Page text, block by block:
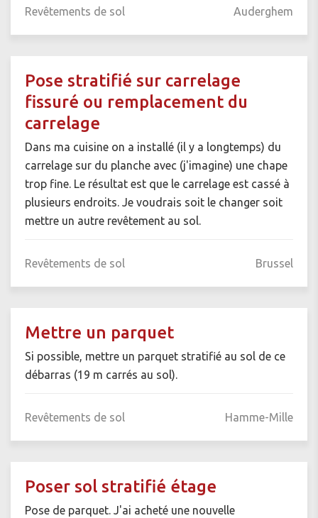
Revêtements de sol Auderghem
Pose stratifié sur carrelage
fissuré ou remplacement du
carrelage
Dans ma cuisine on a installé (il y a longtemps) du
carrelage sur du planche avec (j'imagine) une chape
trop fine. Le résultat est que le carrelage est cassé à
plusieurs endroits. Je voudrais soit le changer soit
mettre un autre revêtement au sol.
Revêtements de sol Brussel
Mettre un parquet
Si possible, mettre un parquet stratifié au sol de ce
débarras (19 m carrés au sol).
Revêtements de sol Hamme-Mille
Poser sol stratifié étage
Pose de parquet. J'ai acheté une nouvelle